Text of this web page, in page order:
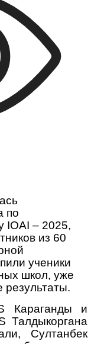
по
IOAI – 2025,
из 60
ученики
школ, уже
результаты.
Караганды и
Талдыкоргана
Султанбек